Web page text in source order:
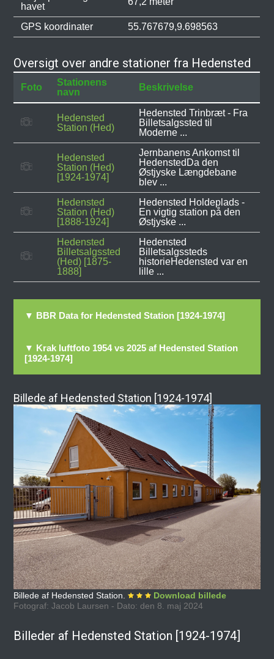
havet
GPS koordinater 55.767679,9.698563
Oversigt over andre stationer fra Hedensted
Foto
Stationens
navn
Beskrivelse
Hedensted
Station (Hed)
Hedensted Trinbræt - Fra
Billetsalgssted til
Moderne ...
Hedensted
Station (Hed)
[1924-1974]
Jernbanens Ankomst til
HedenstedDa den
Østjyske Længdebane
blev ...
Hedensted
Station (Hed)
[1888-1924]
Hedensted Holdeplads -
En vigtig station på den
Østjyske ...
Hedensted
Billetsalgssted
(Hed) [1875-
1888]
Hedensted
Billetsalgssteds
historieHedensted var en
lille ...
▼ BBR Data for Hedensted Station [1924-1974]
▼ Krak luftfoto 1954 vs 2025 af Hedensted Station
[1924-1974]
Billede af Hedensted Station [1924-1974]
Billede af Hedensted Station.
Download billede
Fotograf: Jacob Laursen - Dato: den 8. maj 2024
Billeder af Hedensted Station [1924-1974]